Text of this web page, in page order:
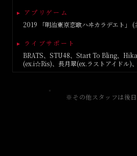
▸ アプリゲーム
2019 「明治東京恋歌ハヰカラデエト」 (
▸ ライブサポート
BRATS、STU48、Start To Bling、
(ex.i☆Ris)、長月翠(ex.ラストアイドル)
※その他スタッフは後